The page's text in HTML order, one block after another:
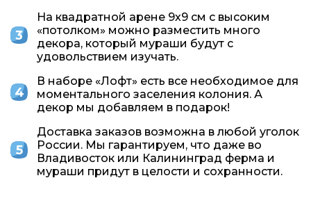
На квадратной арене 9х9 см с высоким
«потолком» можно разместить много
декора, который мураши будут с
удовольствием изучать.
В наборе «Лофт» есть все необходимое для
моментального заселения колония. А
декор мы добавляем в подарок!
Доставка заказов возможна в любой уголок
России. Мы гарантируем, что даже во
Владивосток или Калининград ферма и
мураши придут в целости и сохранности.